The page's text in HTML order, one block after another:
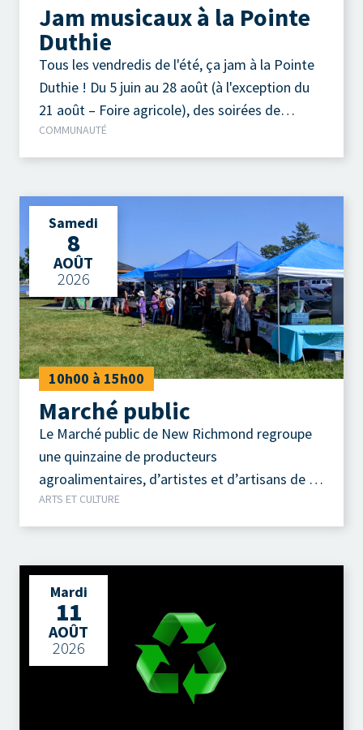
Jam musicaux à la Pointe
Duthie
Tous les vendredis de l'été, ça jam à la Pointe
Duthie ! Du 5 juin au 28 août (à l'exception du
21 août – Foire agricole), des soirées de
musique acoustique autour d'un feu de camp
sont organisées chaque vendredi soir.
COMMUNAUTÉ
Samedi
8
AOÛT
2026
10h00 à 15h00
Marché public
Le Marché public de New Richmond regroupe
une quinzaine de producteurs
agroalimentaires, d’artistes et d’artisans de la
région.
ARTS ET CULTURE
Mardi
11
AOÛT
2026